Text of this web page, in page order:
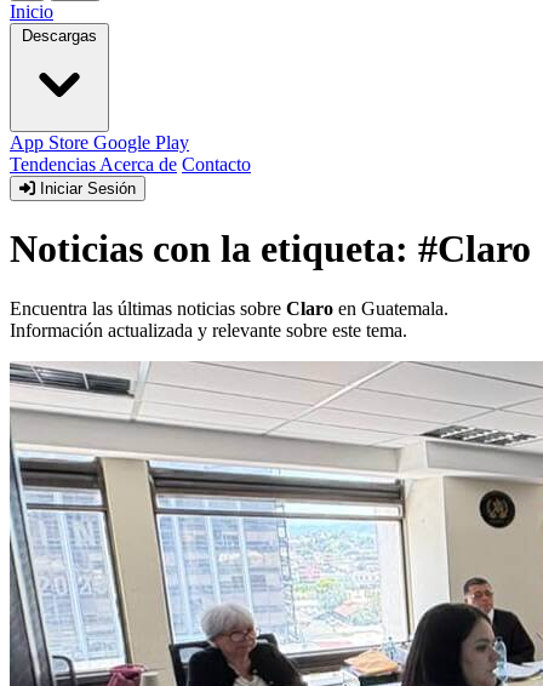
Inicio
Descargas
App Store Google Play
Tendencias Acerca de Contacto
Iniciar Sesión
Noticias con la etiqueta: #Claro
Encuentra las últimas noticias sobre Claro en Guatemala.
Información actualizada y relevante sobre este tema.